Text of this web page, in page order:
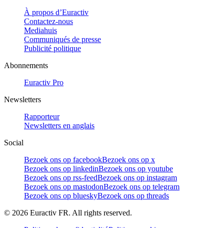
À propos d’Euractiv
Contactez-nous
Mediahuis
Communiqués de presse
Publicité politique
Abonnements
Euractiv Pro
Newsletters
Rapporteur
Newsletters en anglais
Social
Bezoek ons op facebookBezoek ons op x
Bezoek ons op linkedinBezoek ons op youtube
Bezoek ons op rss-feedBezoek ons op instagram
Bezoek ons op mastodonBezoek ons op telegram
Bezoek ons op blueskyBezoek ons op threads
© 2026 Euractiv FR. All rights reserved.